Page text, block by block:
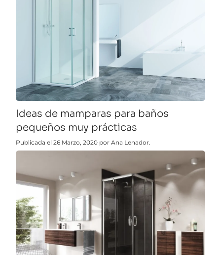
Ideas de mamparas para baños
pequeños muy prácticas
Publicada el 26 Marzo, 2020 por Ana Lenador.